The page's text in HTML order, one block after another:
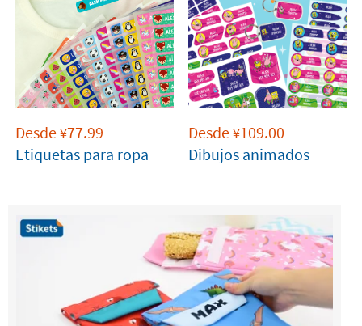
Desde¥77.99
Etiquetas para ropa
Desde¥109.00
Dibujos animados